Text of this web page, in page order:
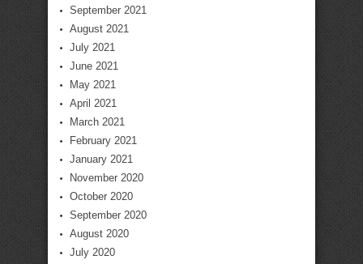
September 2021
August 2021
July 2021
June 2021
May 2021
April 2021
March 2021
February 2021
January 2021
November 2020
October 2020
September 2020
August 2020
July 2020